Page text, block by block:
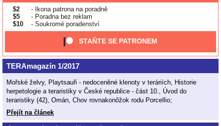
$2
- Ikona patrona na poradně
$5
- Poradna bez reklam
$10
- Soukromé poradenství
STAŇTE SE PATRONEM
TERAmagazín 1/2017
Mořské želvy, Playtsauři - nedoceněné klenoty v teráriích, Historie
herpetologie a teraristiky v České republice - část 10., Úvod do
teraristiky (42), Omán, Chov rovnakonôžok rodu Porcellio;
Přejít na článek